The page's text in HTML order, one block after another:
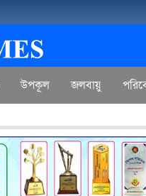
উপকূল জলবায়ু